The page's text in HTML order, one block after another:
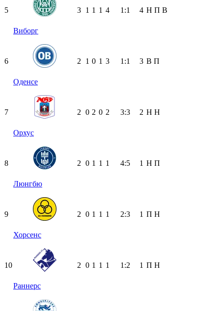
5
Виборг
3 1 1 1 4 1:1 4 Н П В
6
Оденсе
2 1 0 1 3 1:1 3 В П
7
Орхус
2 0 2 0 2 3:3 2 Н Н
8
Люнгбю
2 0 1 1 1 4:5 1 Н П
9
Хорсенс
2 0 1 1 1 2:3 1 П Н
10
Раннерс
2 0 1 1 1 1:2 1 П Н